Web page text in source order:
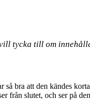
tycka till om
bra att den kändes
från slutet, och ser på